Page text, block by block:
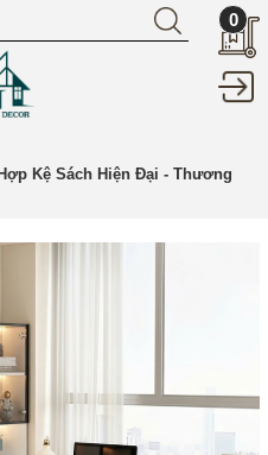
0
Kệ Sách Hiện Đại - Thương